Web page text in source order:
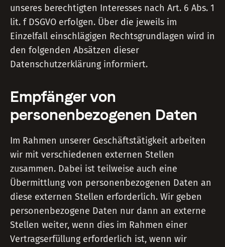
unseres berechtigten Interesses nach Art. 6 Abs. 1
lit. f DSGVO erfolgen. Über die jeweils im
Einzelfall einschlägigen Rechtsgrundlagen wird in
den folgenden Absätzen dieser
Datenschutzerklärung informiert.
Empfänger von
personenbezogenen Daten
Im Rahmen unserer Geschäftstätigkeit arbeiten
wir mit verschiedenen externen Stellen
zusammen. Dabei ist teilweise auch eine
Übermittlung von personenbezogenen Daten an
diese externen Stellen erforderlich. Wir geben
personenbezogene Daten nur dann an externe
Stellen weiter, wenn dies im Rahmen einer
Vertragserfüllung erforderlich ist, wenn wir